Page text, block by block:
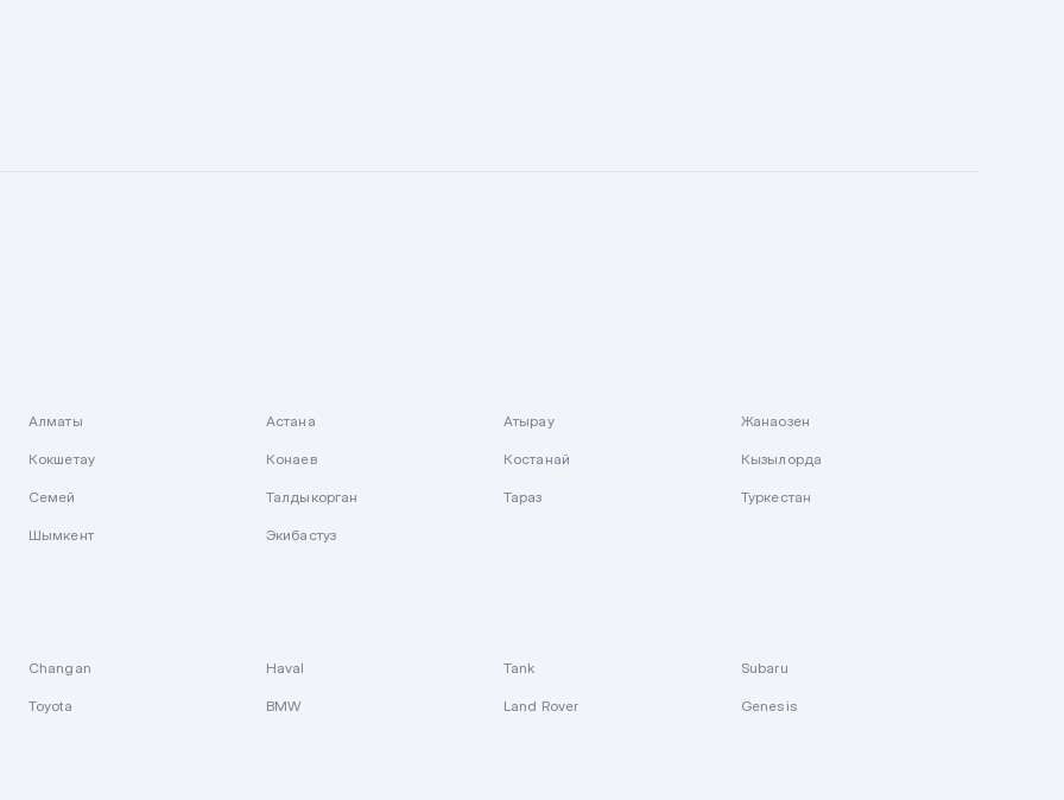
Алматы Астана Атырау Жанаозен
Кокшетау Конаев Костанай Кызылорда
Семей Талдыкорган Тараз Туркестан
Шымкент Экибастуз
Changan Haval Tank Subaru
Toyota BMW Land Rover Genesis